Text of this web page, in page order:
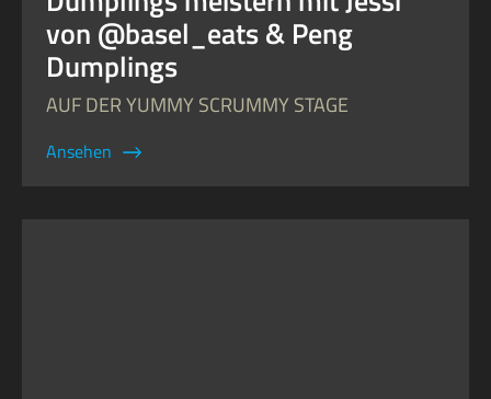
von @basel_eats & Peng
Dumplings
AUF DER YUMMY SCRUMMY STAGE
Ansehen